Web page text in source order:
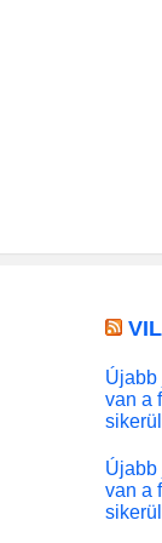
Újabb
van a
Újabb
van a